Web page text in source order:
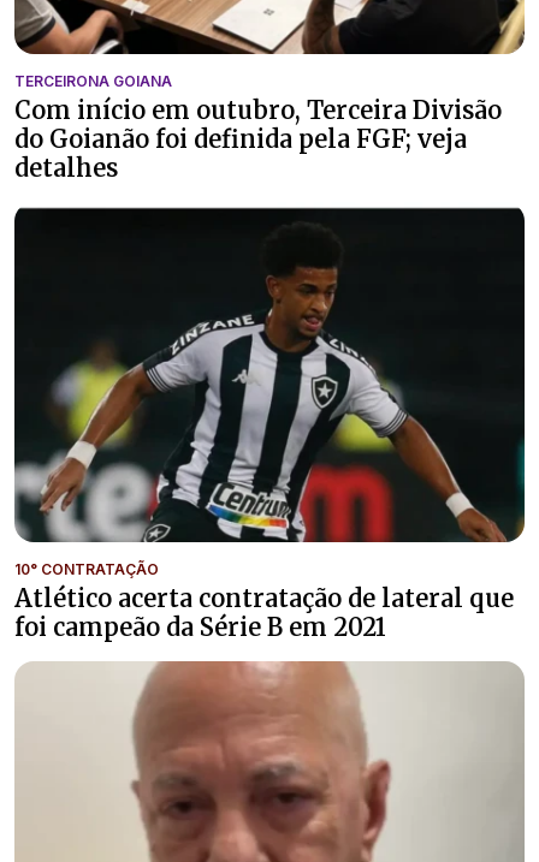
TERCEIRONA GOIANA
Com início em outubro, Terceira Divisão
do Goianão foi definida pela FGF; veja
detalhes
10° CONTRATAÇÃO
Atlético acerta contratação de lateral que
foi campeão da Série B em 2021